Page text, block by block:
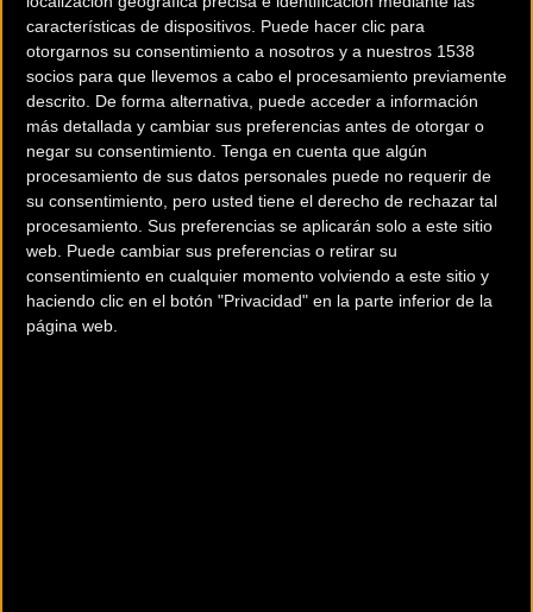
características de dispositivos. Puede hacer clic para
otorgarnos su consentimiento a nosotros y a nuestros 1538
socios para que llevemos a cabo el procesamiento previamente
descrito. De forma alternativa, puede acceder a información
más detallada y cambiar sus preferencias antes de otorgar o
negar su consentimiento. Tenga en cuenta que algún
procesamiento de sus datos personales puede no requerir de
su consentimiento, pero usted tiene el derecho de rechazar tal
procesamiento. Sus preferencias se aplicarán solo a este sitio
web. Puede cambiar sus preferencias o retirar su
consentimiento en cualquier momento volviendo a este sitio y
haciendo clic en el botón "Privacidad" en la parte inferior de la
página web.
Terms of use © 1987–2026 HERE
200 km
¿Eres el propietario de esta tienda? Descubre cómohacerte tienda
Premium para llegar a más clientes.
Comercios Bz Premium